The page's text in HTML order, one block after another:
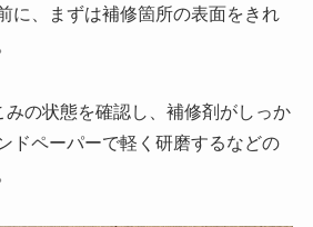
に、まずは補修箇所の表面をきれ
みの状態を確認し、補修剤がしっか
ドペーパーで軽く研磨するなどの